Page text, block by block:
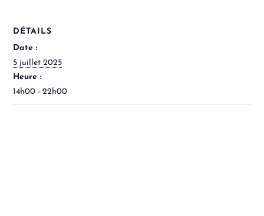
DÉTAILS
Date :
5 juillet 2025
Heure :
14h00 - 22h00